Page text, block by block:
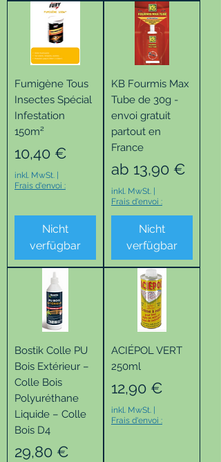
Fumigène Tous
Insectes Spécial
Infestation
150m²
Preis
10,40 €
inkl. MwSt.
Frais d'envoi :
Nicht
verfügbar
KB Fourmis Max
Tube de 30g -
envoi gratuit
partout en
France
ab 13,90 €
Sale-Preis
inkl. MwSt.
Frais d'envoi :
Nicht
verfügbar
Bostik Colle PU
Bois Extérieur –
Colle Bois
Polyuréthane
Liquide – Colle
Bois D4
Preis
29,80 €
ACIÉPOL VERT
250ml
Preis
12,90 €
inkl. MwSt.
Frais d'envoi :